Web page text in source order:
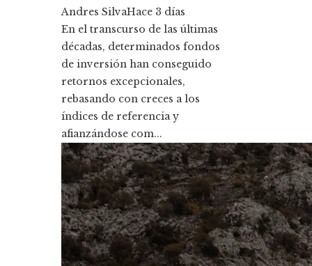
Andres SilvaHace 3 días
En el transcurso de las últimas
décadas, determinados fondos
de inversión han conseguido
retornos excepcionales,
rebasando con creces a los
índices de referencia y
afianzándose com...